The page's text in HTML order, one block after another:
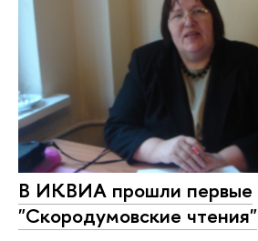
В ИКВИА прошли первые
"Скородумовские чтения"